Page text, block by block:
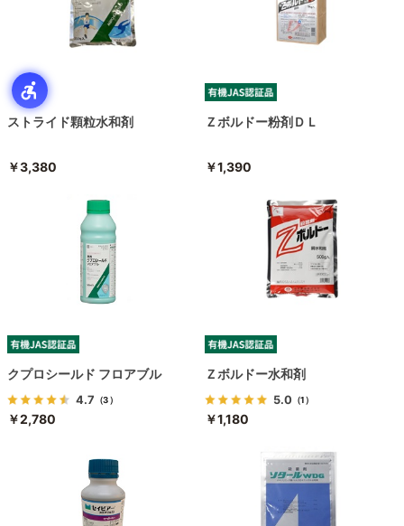
ストライド顆粒水和剤
￥3,380
Ｚボルドー粉剤ＤＬ
￥1,390
クプロシールド フロアブル
4.7 （3）
￥2,780
Ｚボルドー水和剤
5.0 （1）
￥1,180